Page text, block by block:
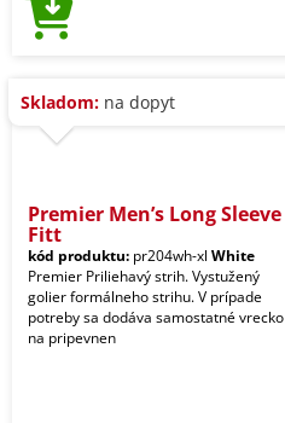
Skladom: na dopyt
Premier Men’s Long Sleeve
Fitt
kód produktu: pr204wh-xl White
Premier Priliehavý strih. Vystužený
golier formálneho strihu. V prípade
potreby sa dodáva samostatné vrecko
na pripevnen